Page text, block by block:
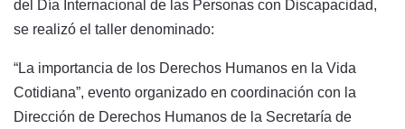
del Día Internacional de las Personas con Discapacidad,
se realizó el taller denominado:
“La importancia de los Derechos Humanos en la Vida
Cotidiana”, evento organizado en coordinación con la
Dirección de Derechos Humanos de la Secretaría de